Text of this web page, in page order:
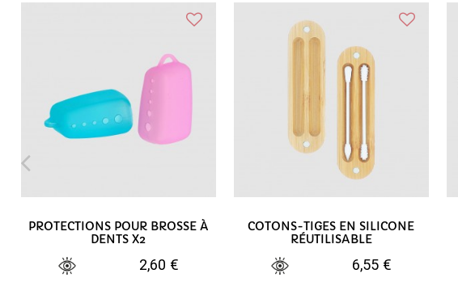
PROTECTIONS POUR BROSSE À
DENTS X2
2,60 €
COTONS-TIGES EN SILICONE
RÉUTILISABLE
6,55 €